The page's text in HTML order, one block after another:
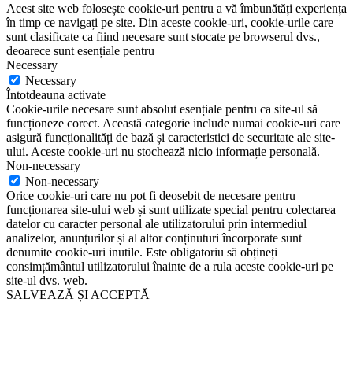
Acest site web folosește cookie-uri pentru a vă îmbunătăți experiența
în timp ce navigați pe site. Din aceste cookie-uri, cookie-urile care
sunt clasificate ca fiind necesare sunt stocate pe browserul dvs.,
deoarece sunt esențiale pentru
Necessary
Necessary
Întotdeauna activate
Cookie-urile necesare sunt absolut esențiale pentru ca site-ul să
funcționeze corect. Această categorie include numai cookie-uri care
asigură funcționalități de bază și caracteristici de securitate ale site-
ului. Aceste cookie-uri nu stochează nicio informație personală.
Non-necessary
Non-necessary
Orice cookie-uri care nu pot fi deosebit de necesare pentru
funcționarea site-ului web și sunt utilizate special pentru colectarea
datelor cu caracter personal ale utilizatorului prin intermediul
analizelor, anunțurilor și al altor conținuturi încorporate sunt
denumite cookie-uri inutile. Este obligatoriu să obțineți
consimțământul utilizatorului înainte de a rula aceste cookie-uri pe
site-ul dvs. web.
SALVEAZĂ ȘI ACCEPTĂ